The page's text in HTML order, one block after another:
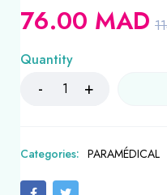
76.00 MAD
Quantity
Categories: PARAMÉDICAL